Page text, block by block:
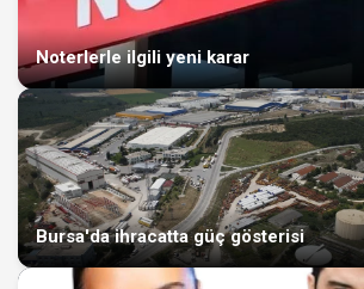
Noterlerle ilgili yeni karar
Bursa'da ihracatta güç gösterisi